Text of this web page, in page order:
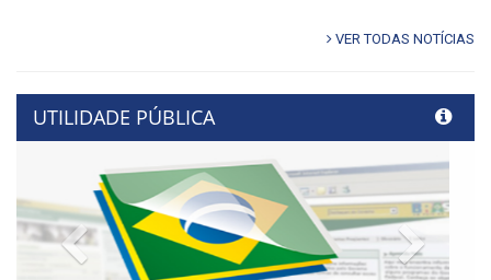
VER TODAS NOTÍCIAS
UTILIDADE PÚBLICA
Previous